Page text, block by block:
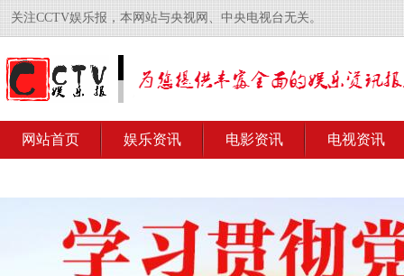
关注CCTV娱乐报，本网站与央视网、中央电视台无关。
网站首页 娱乐资讯 电影资讯 电视资讯